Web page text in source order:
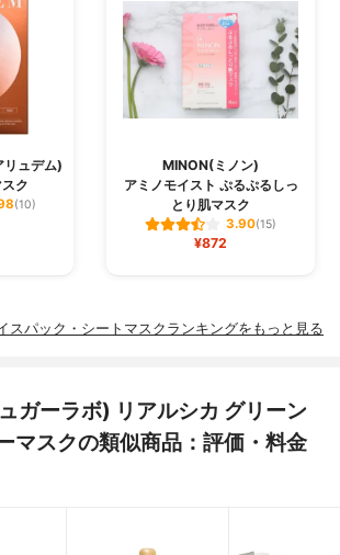
リュデム)
ク
(10)
MINON(ミノン)
アミノモイスト ぷるぷるしっ
とり肌マスク
3.90(15)
¥872
スパック・シートマスクランキングをもっと見る
ガーラボ) リアルシカ グリーン
マスクの類似商品：評価・料金